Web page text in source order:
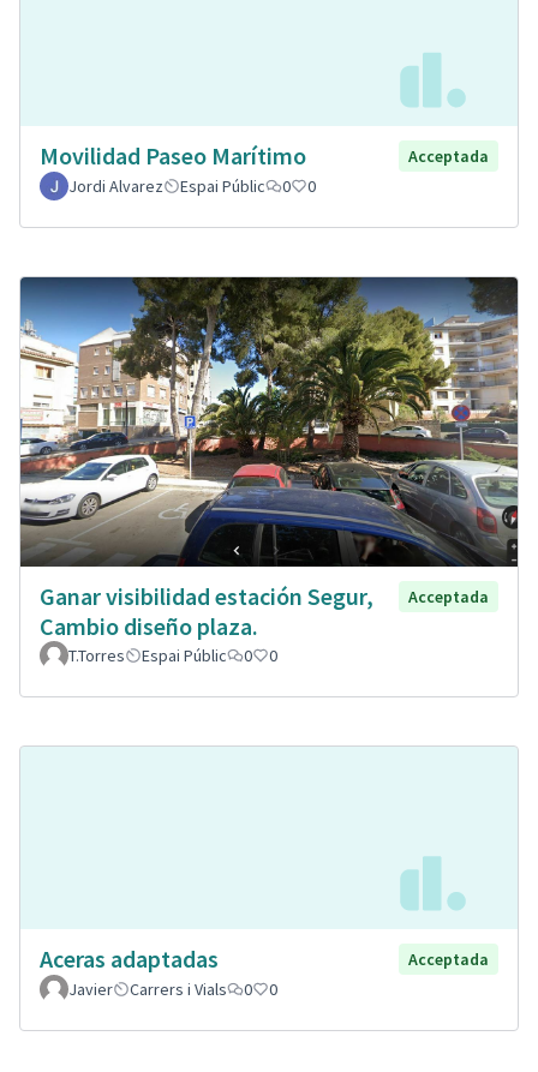
Movilidad Paseo Marítimo
Acceptada
Jordi Alvarez
Espai Públic 0 0
Ganar visibilidad estación Segur,
Cambio diseño plaza.
Acceptada
T.Torres Espai Públic 0 0
Aceras adaptadas
Acceptada
Javier
Carrers i Vials 0 0